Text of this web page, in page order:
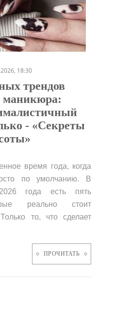
18:30
трендов
маникюра:
- «Секреты
время года, когда
по умолчанию. В
года есть пять
реально стоит
то, что сделает
ПРОЧИТАТЬ